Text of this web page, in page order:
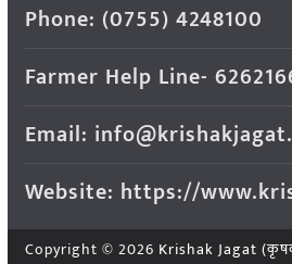
Phone: (0755) 4248100
Farmer Help Line-
Email:
Website: https://
Copyright © 2026 Krishak Jagat